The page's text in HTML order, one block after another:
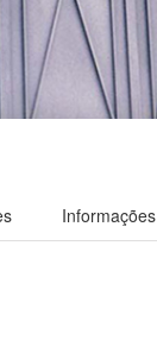
Informações